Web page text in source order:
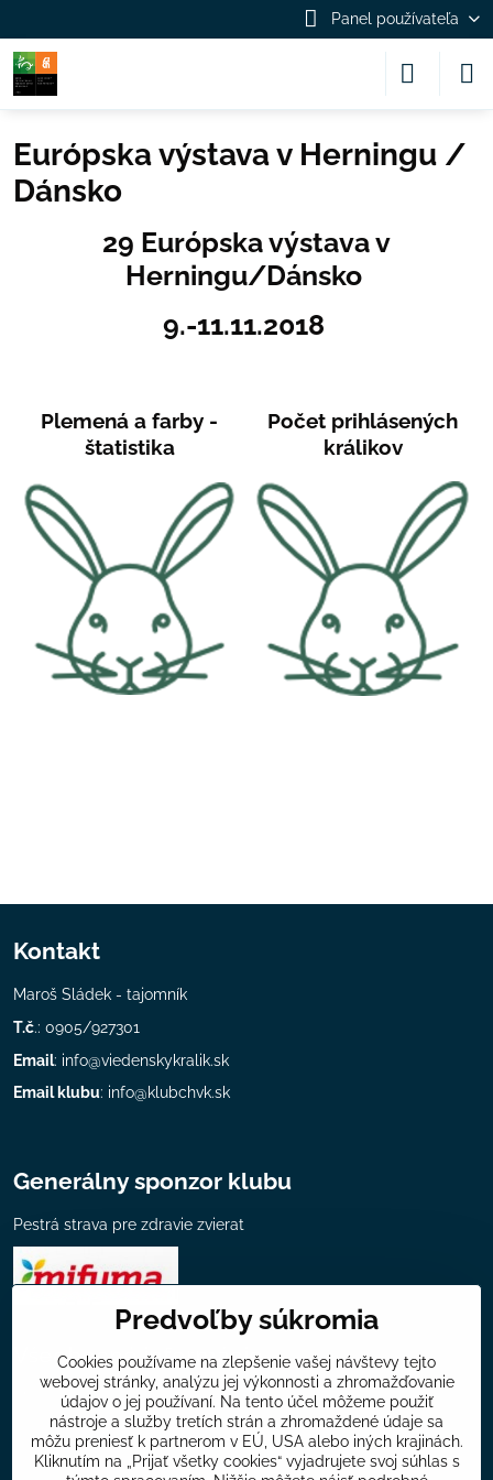
Panel používateľa
Európska výstava v Herningu /
Dánsko
29 Európska výstava v
Herningu/Dánsko
9.-11.11.2018
Plemená a farby -
štatistika
Počet prihlásených
králikov
Kontakt
Maroš Sládek - tajomník
T.č.: 0905/927301
Email: info@viedenskykralik.sk
Email klubu: info@klubchvk.sk
Generálny sponzor klubu
Pestrá strava pre zdravie zvierat
Všeobecné informácie
Mapa chovateľov klubu
Ponuka klubu
Príspevky
Predvoľby súkromia
Cookies používame na zlepšenie vašej návštevy tejto
webovej stránky, analýzu jej výkonnosti a zhromažďovanie
údajov o jej používaní. Na tento účel môžeme použiť
nástroje a služby tretích strán a zhromaždené údaje sa
môžu preniesť k partnerom v EÚ, USA alebo iných krajinách.
Kliknutím na „Prijať všetky cookies“ vyjadrujete svoj súhlas s